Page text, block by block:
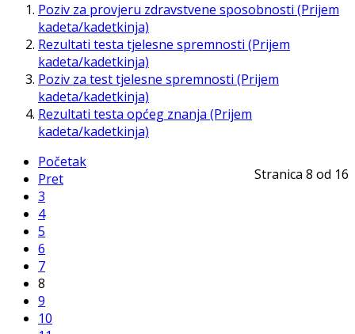
Poziv za provjeru zdravstvene sposobnosti (Prijem
kadeta/kadetkinja)
Rezultati testa tjelesne spremnosti (Prijem
kadeta/kadetkinja)
Poziv za test tjelesne spremnosti (Prijem
kadeta/kadetkinja)
Rezultati testa općeg znanja (Prijem
kadeta/kadetkinja)
Stranica 8 od 16
Početak
Pret
3
4
5
6
7
8
9
10